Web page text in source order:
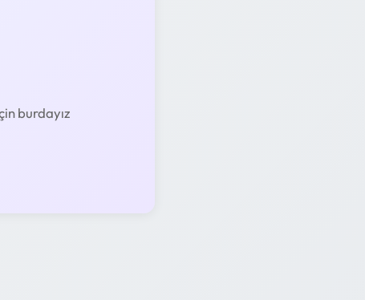
burdayız